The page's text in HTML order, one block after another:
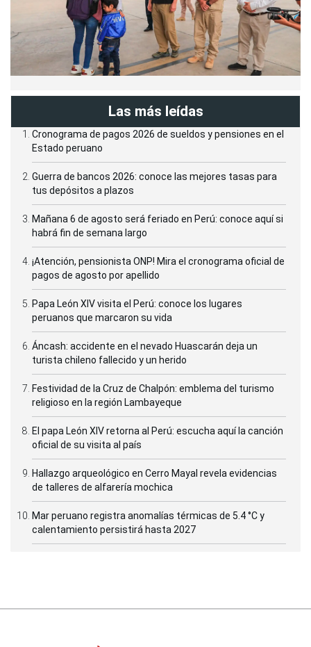
Las más leídas
Cronograma de pagos 2026 de sueldos y pensiones en el
Estado peruano
Guerra de bancos 2026: conoce las mejores tasas para
tus depósitos a plazos
Mañana 6 de agosto será feriado en Perú: conoce aquí si
habrá fin de semana largo
¡Atención, pensionista ONP! Mira el cronograma oficial de
pagos de agosto por apellido
Papa León XIV visita el Perú: conoce los lugares
peruanos que marcaron su vida
Áncash: accidente en el nevado Huascarán deja un
turista chileno fallecido y un herido
Festividad de la Cruz de Chalpón: emblema del turismo
religioso en la región Lambayeque
El papa León XIV retorna al Perú: escucha aquí la canción
oficial de su visita al país
Hallazgo arqueológico en Cerro Mayal revela evidencias
de talleres de alfarería mochica
Mar peruano registra anomalías térmicas de 5.4 °C y
calentamiento persistirá hasta 2027